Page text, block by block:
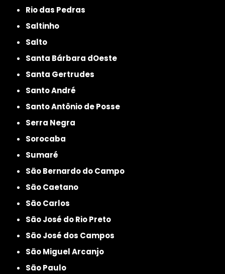
Rio das Pedras
Saltinho
Salto
Santa Bárbara dOeste
Santa Gertrudes
Santo André
Santo Antônio de Posse
Serra Negra
Sorocaba
Sumaré
São Bernardo do Campo
São Caetano
São Carlos
São José do Rio Preto
São José dos Campos
São Miguel Arcanjo
São Paulo